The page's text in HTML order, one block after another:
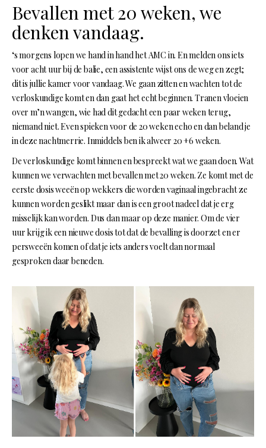
Bevallen met 20 weken, we
denken vandaag.
‘s morgens lopen we hand in hand het AMC in. En melden ons iets
voor acht uur bij de balie, een assistente wijst ons de weg en zegt;
dit is jullie kamer voor vandaag. We gaan zitten en wachten tot de
verloskundige komt en dan gaat het echt beginnen. Tranen vloeien
over m’n wangen, wie had dit gedacht een paar weken terug,
niemand niet. Even spieken voor de 20 weken echo en dan beland je
in deze nachtmerrie. Inmiddels ben ik alweer 20 +6 weken.
De verloskundige komt binnen en bespreekt wat we gaan doen. Wat
kunnen we verwachten met bevallen met 20 weken. Ze komt met de
eerste dosis weeën op wekkers die worden vaginaal ingebracht ze
kunnen worden geslikt maar dan is een groot nadeel dat je erg
misselijk kan worden. Dus dan maar op deze manier. Om de vier
uur krijg ik een nieuwe dosis tot dat de bevalling is doorzet en er
persweeën komen of dat je iets anders voelt dan normaal
gesproken daar beneden.